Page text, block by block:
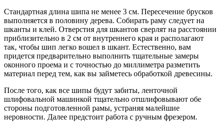
Стандартная длина шипа не менее 3 см. Пересечение брусков
выполняется в половину дерева. Собирать раму следует на
шканты и клей. Отверстия для шкантов сверлят на расстоянии
приблизительно в 2 см от внутреннего края и располагают
так, чтобы шип легко вошел в шкант. Естественно, вам
придется предварительно выполнить тщательные замеры
оконного проема и с точностью до миллиметра разметить
материал перед тем, как вы займетесь обработкой древесины.
После того, как все шипы будут забиты, ленточной
шлифовальной машинкой тщательно отшлифовывают обе
стороны подготовленной рамы, устраняя малейшие
неровности. Далее предстоит работа с ручным фрезером.